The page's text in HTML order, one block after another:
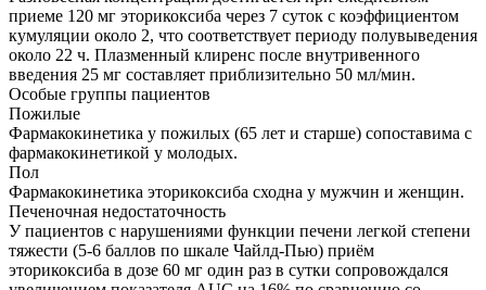
приеме 120 мг эторикоксиба через 7 суток с коэффициентом
кумуляции около 2, что соответствует периоду полувыведения
около 22 ч. Плазменный клиренс после внутривенного
введения 25 мг составляет приблизительно 50 мл/мин.
Особые группы пациентов
Пожилые
Фармакокинетика у пожилых (65 лет и старше) сопоставима с
фармакокинетикой у молодых.
Пол
Фармакокинетика эторикоксиба сходна у мужчин и женщин.
Печеночная недостаточность
У пациентов с нарушениями функции печени легкой степени
тяжести (5-6 баллов по шкале Чайлд-Пью) приём
эторикоксиба в дозе 60 мг один раз в сутки сопровождался